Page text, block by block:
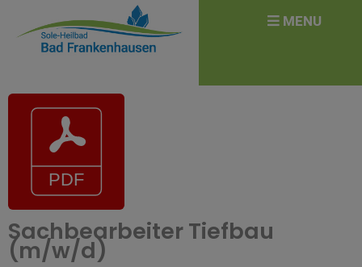
Sachbearbeiter Tiefbau
(m/w/d)
for: